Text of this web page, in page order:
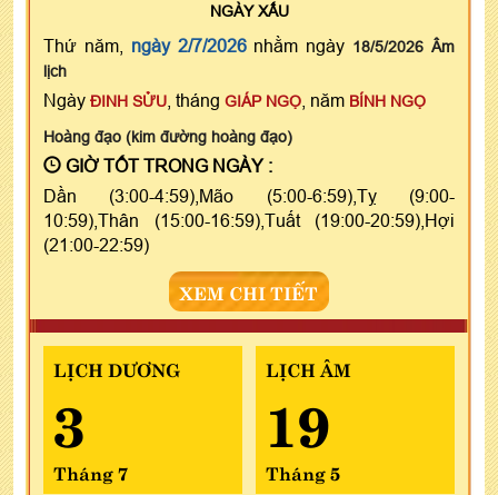
NGÀYXẤU
Thứ năm, ngày 2/7/2026nhằm ngày 18/5/2026 Âm
lịch
Ngày ĐINH SỬU , tháng GIÁP NGỌ , năm BÍNH NGỌ
Hoàng đạo (kim đường hoàng đạo)
GIỜ TỐT TRONG NGÀY :
Dần (3:00-4:59),Mão (5:00-6:59),Tỵ (9:00-
10:59),Thân (15:00-16:59),Tuất (19:00-20:59),Hợi
(21:00-22:59)
XEM CHI TIẾT
LỊCH DƯƠNG
3
Tháng 7
LỊCH ÂM
19
Tháng 5